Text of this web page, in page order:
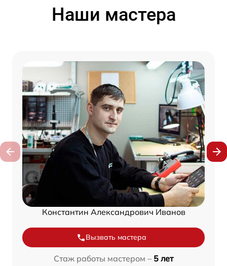
Наши мастера
Константин Александрович Иванов
Вызвать мастера
Стаж работы мастером – 5 лет